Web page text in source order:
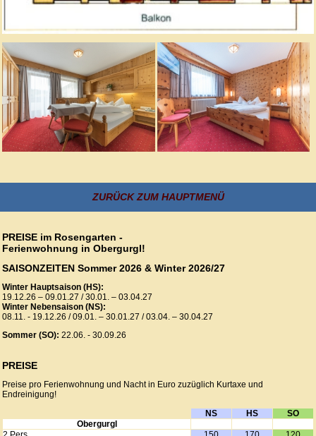
ZURÜCK ZUM HAUPTMENÜ
PREISE im Rosengarten -
Ferienwohnung in Obergurgl!
SAISONZEITEN Sommer 2026 & Winter 2026/27
Winter Hauptsaison (HS):
19.12.26 – 09.01.27 / 30.01. – 03.04.27
Winter Nebensaison (NS):
08.11. - 19.12.26 / 09.01. – 30.01.27 / 03.04. – 30.04.27
Sommer (SO): 22.06. - 30.09.26
PREISE
Preise pro Ferienwohnung und Nacht in Euro zuzüglich Kurtaxe und
Endreinigung!
NS
HS
SO
Obergurgl